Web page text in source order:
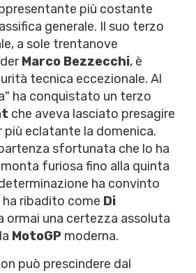
più costante
generale. Il suo terzo
a sole trentanove
Marco Bezzecchi, è
tecnica eccezionale. Al
ha conquistato un terzo
che aveva lasciato presagire
eclatante la domenica.
sfortunata che lo ha
furiosa fino alla quinta
ha convinto
ha ribadito come Di
ormai una certezza assoluta
MotoGP moderna.
può prescindere dal